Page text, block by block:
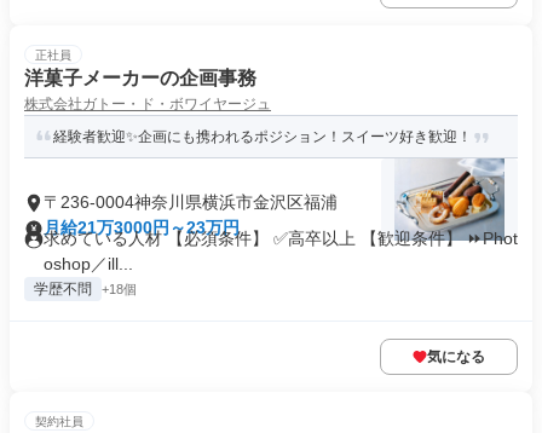
正社員
洋菓子メーカーの企画事務
株式会社ガトー・ド・ボワイヤージュ
経験者歓迎✨企画にも携われるポジション！スイーツ好き歓迎！
〒236-0004神奈川県横浜市金沢区福浦
月給21万3000円～23万円
求めている人材 【必須条件】 ✅高卒以上 【歓迎条件】 ⏩Phot
oshop／ill...
学歴不問 +18個
気になる
契約社員